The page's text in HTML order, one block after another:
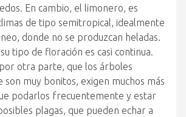
En cambio, el limonero, es
de tipo semitropical, idealmente
donde no se produzcan heladas.
tipo de floración es casi continua.
otra parte, que los árboles
son muy bonitos, exigen muchos más
podarlos frecuentemente y estar
plagas, que pueden echar a